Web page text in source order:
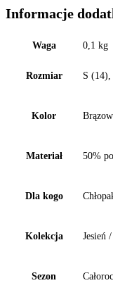
Informacje
Waga 0,1 kg
Rozmiar S
Kolor
Materiał 50%
Dla kogo
Kolekcja Jesień
Sezon